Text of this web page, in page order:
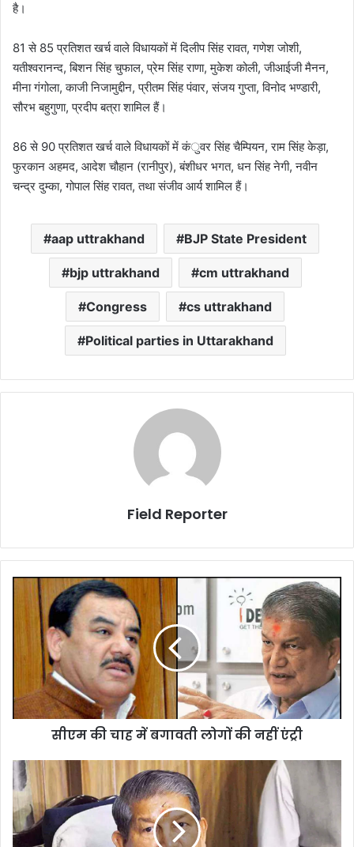
है।
81 से 85 प्रतिशत खर्च वाले विधायकों में दिलीप सिंह रावत, गणेश जोशी,
यतीश्वरानन्द, बिशन सिंह चुफाल, प्रेम सिंह राणा, मुकेश कोली, जीआईजी मैनन,
मीना गंगोला, काजी निजामुद्दीन, प्रीतम सिंह पंवार, संजय गुप्ता, विनोद भण्डारी,
सौरभ बहुगुणा, प्रदीप बत्रा शामिल हैं।
86 से 90 प्रतिशत खर्च वाले विधायकों में कंुवर सिंह चैम्पियन, राम सिंह केड़ा,
फुरकान अहमद, आदेश चौहान (रानीपुर), बंशीधर भगत, धन सिंह नेगी, नवीन
चन्द्र दुम्का, गोपाल सिंह रावत, तथा संजीव आर्य शामिल हैं।
aap uttrakhand BJP State President
bjp uttrakhand cm uttrakhand
Congress cs uttrakhand
Political parties in Uttarakhand
Field Reporter
सीएम
नहीं
एंट्री
सीएम की चाह में बगावती लोगों की नहीं एंट्री
अब
उत्तराखंड
खुलकर
खेलेंगे